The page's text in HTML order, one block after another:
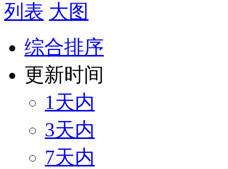
列表 大图
综合排序
更新时间
1天内
3天内
7天内